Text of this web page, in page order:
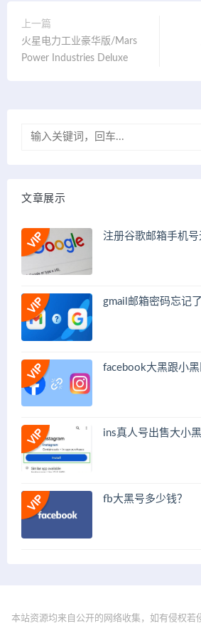
上一篇
火星电力工业豪华版/Mars
Power Industries Deluxe
文章展示
注册谷歌邮箱手机
gmail邮箱密码忘记
facebook大黑跟小黑
ins真人号出售大小
fb大黑号多少钱？
本站资源均来自公开的网络收集，如有侵权若